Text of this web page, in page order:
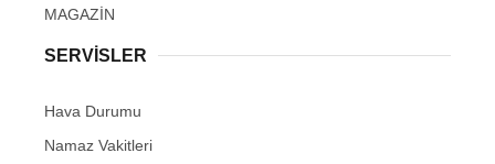
MAGAZİN
SERVİSLER
Hava Durumu
Namaz Vakitleri